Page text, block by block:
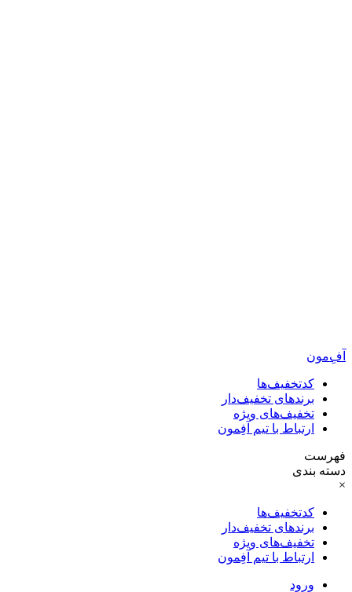
آفِ‌مون
کدتخفیف‌ها
برندهای تخفیف‌دار
تخفیف‌های ویژه
ارتباط با تیم آفِمون
فهرست
دسته بندی
×
کدتخفیف‌ها
برندهای تخفیف‌دار
تخفیف‌های ویژه
ارتباط با تیم آفِمون
ورود